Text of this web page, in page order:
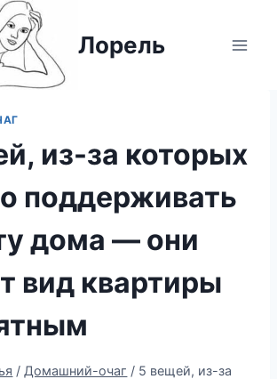
Лорель
из-за которых
поддерживать
дома — они
вид квартиры
/ Домашний-очаг / 5 вещей, из-за